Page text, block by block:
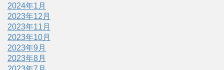
2024年1月
2023年12月
2023年11月
2023年10月
2023年9月
2023年8月